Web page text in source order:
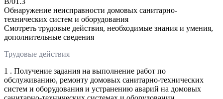
Обнаружение неисправности домовых санитарно-
технических систем и оборудования
Смотреть трудовые действия, необходимые знания и умения,
дополнительные сведения
Трудовые действия
1 . Получение задания на выполнение работ по
обслуживанию, ремонту домовых санитарно-технических
систем и оборудования и устранению аварий на домовых